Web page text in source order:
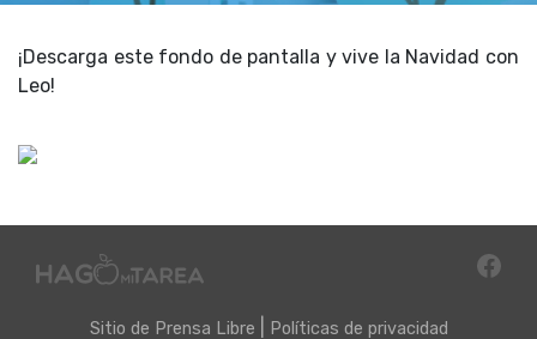
¡Descarga este fondo de pantalla y vive la Navidad con
Leo!
Sitio de Prensa Libre Políticas de privacidad